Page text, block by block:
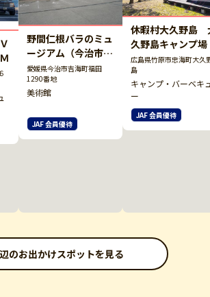
野間仁根バラのミュ
ージアム（今治市吉
海郷土文化センタ
ー）
愛媛県今治市吉海町福田
1290番地
美術館
JAF 会員優待
休暇村大久野島
久野島キャンプ場
広島県竹原市忠海町大久
島
キャンプ・バーベキ
ー
JAF 会員優待
のお出かけスポットを見る